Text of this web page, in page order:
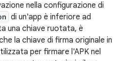
nella configurazione di
di un'app è inferiore ad
una chiave ruotata, è
la chiave di firma originale in
per firmare l'APK nel